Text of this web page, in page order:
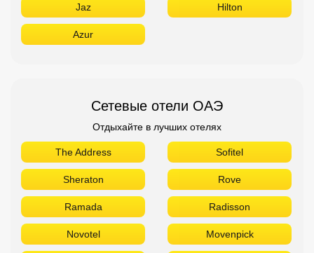
Jaz Hilton
Azur
Сетевые отели ОАЭ
Отдыхайте в лучших отелях
The Address Sofitel
Sheraton Rove
Ramada Radisson
Novotel Movenpick